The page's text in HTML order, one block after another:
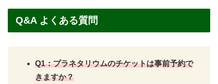
Q&A よくある質問
Q1：プラネタリウムのチケットは事前予約で
きますか？